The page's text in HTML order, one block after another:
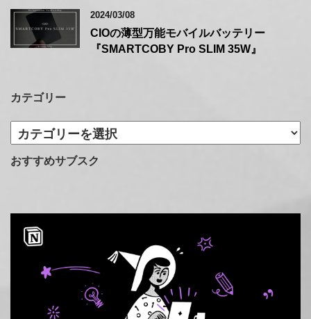
2024/03/08
CIOの薄型万能モバイルバッテリー
『SMARTCOBY Pro SLIM 35W』
カテゴリー
カ
テ
ゴ
おすすめサブスク